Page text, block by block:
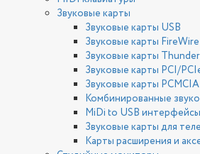
Звуковые карты
Звуковые карты USB
Звуковые карты FireWire
Звуковые карты
Звуковые карты PCI/
Звуковые карты PCMCIA
Комбинированные
MiDi to USB интерфейсы
Звуковые карты для
Карты расширения и